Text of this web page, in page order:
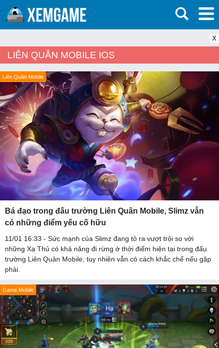
X
LIÊN QUÂN MOBILE IOS
Liên Quân Mobile
Bá đạo trong đấu trường Liên Quân Mobile, Slimz vẫn
có những điểm yếu cố hữu
11/01 16:33 - Sức mạnh của Slimz đang tỏ ra vượt trội so với
những Xạ Thủ có khả năng đi rừng ở thời điểm hiện tại trong đấu
trường Liên Quân Mobile, tuy nhiên vẫn có cách khắc chế nếu gặp
phải.
Game Mobile